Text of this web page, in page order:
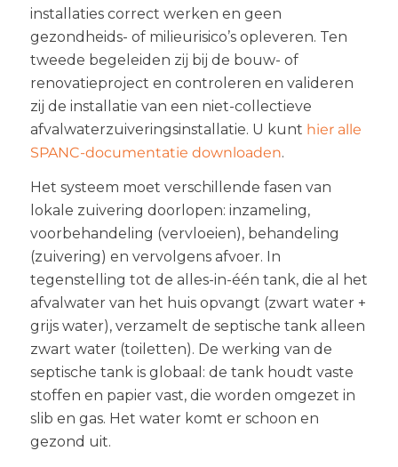
installaties correct werken en geen
gezondheids- of milieurisico’s opleveren. Ten
tweede begeleiden zij bij de bouw- of
renovatieproject en controleren en valideren
zij de installatie van een niet-collectieve
afvalwaterzuiveringsinstallatie. U kunt hier alle
SPANC-documentatie downloaden.
Het systeem moet verschillende fasen van
lokale zuivering doorlopen: inzameling,
voorbehandeling (vervloeien), behandeling
(zuivering) en vervolgens afvoer. In
tegenstelling tot de alles-in-één tank, die al het
afvalwater van het huis opvangt (zwart water +
grijs water), verzamelt de septische tank alleen
zwart water (toiletten). De werking van de
septische tank is globaal: de tank houdt vaste
stoffen en papier vast, die worden omgezet in
slib en gas. Het water komt er schoon en
gezond uit.